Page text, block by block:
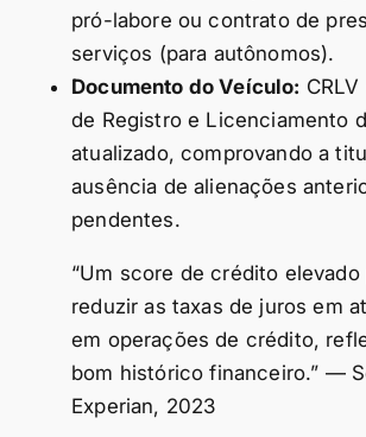
pró-labore ou contrato de
serviços (para autônomos).
Documento do Veículo:
de Registro e Licenciamento
atualizado, comprovando a
ausência de alienações
pendentes.
“Um score de crédito elevado
reduzir as taxas de juros em
em operações de crédito,
bom histórico financeiro.” —
Experian, 2023